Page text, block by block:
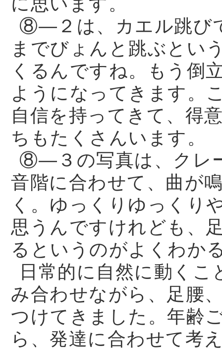
⑧—２は、カエル跳び
までびょんと跳ぶとい
くるんですね。もう倒
ようになってきます。
自信を持ってきて、得
ちもたくさんいます。
⑧—３の写真は、クレ
音階に合わせて、曲が
く。ゆっくりゆっくり
思うんですけれども、
るというのがよくわか
日常的に自然に動く
み合わせながら、足腰
つけてきました。年齢
ら、発達に合わせて考